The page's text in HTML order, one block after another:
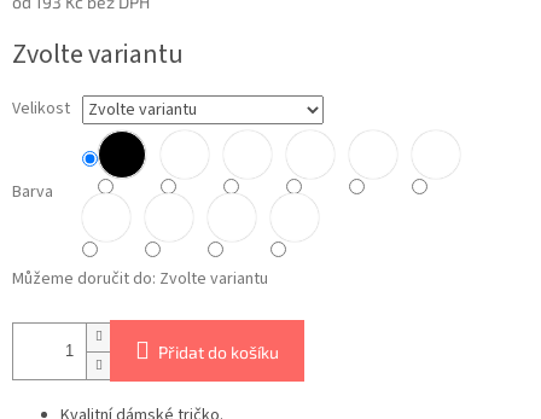
cena:
Zvolte variantu
Velikost
Barva
Můžeme doručit do: Zvolte variantu
Přidat do košíku